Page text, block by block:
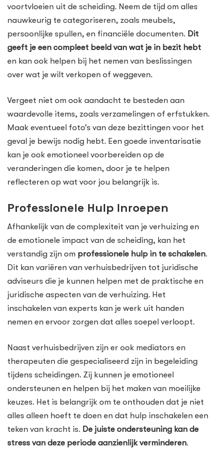
voortvloeien uit de scheiding. Neem de tijd om alles
nauwkeurig te categoriseren, zoals meubels,
persoonlijke spullen, en financiële documenten. Dit
geeft je een compleet beeld van wat je in bezit hebt
en kan ook helpen bij het nemen van beslissingen
over wat je wilt verkopen of weggeven.
Vergeet niet om ook aandacht te besteden aan
waardevolle items, zoals verzamelingen of erfstukken.
Maak eventueel foto’s van deze bezittingen voor het
geval je bewijs nodig hebt. Een goede inventarisatie
kan je ook emotioneel voorbereiden op de
veranderingen die komen, door je te helpen
reflecteren op wat voor jou belangrijk is.
Professionele Hulp Inroepen
Afhankelijk van de complexiteit van je verhuizing en
de emotionele impact van de scheiding, kan het
verstandig zijn om professionele hulp in te schakelen.
Dit kan variëren van verhuisbedrijven tot juridische
adviseurs die je kunnen helpen met de praktische en
juridische aspecten van de verhuizing. Het
inschakelen van experts kan je werk uit handen
nemen en ervoor zorgen dat alles soepel verloopt.
Naast verhuisbedrijven zijn er ook mediators en
therapeuten die gespecialiseerd zijn in begeleiding
tijdens scheidingen. Zij kunnen je emotioneel
ondersteunen en helpen bij het maken van moeilijke
keuzes. Het is belangrijk om te onthouden dat je niet
alles alleen hoeft te doen en dat hulp inschakelen een
teken van kracht is. De juiste ondersteuning kan de
stress van deze periode aanzienlijk verminderen.